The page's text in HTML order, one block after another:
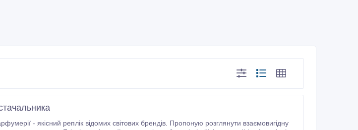
- якісний реплік відомих світових брендів. Пропоную розглянути взаємовигідну